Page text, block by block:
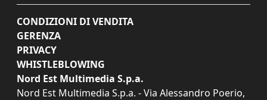
CONDIZIONI DI VENDITA
GERENZA
PRIVACY
WHISTLEBLOWING
Nord Est Multimedia S.p.a.
Nord Est Multimedia S.p.a. - Via Alessandro Poerio,